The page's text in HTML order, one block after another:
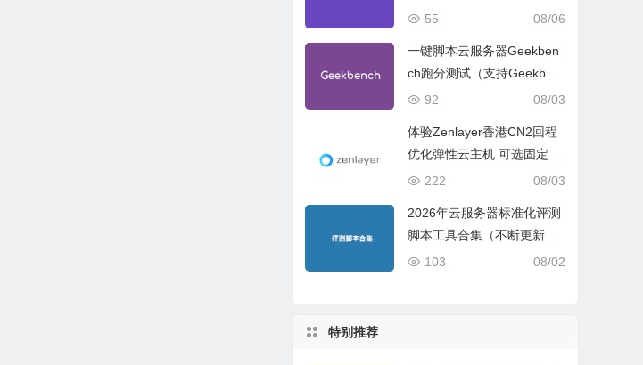
试、网络线路与购买建议08/06
55
一键脚本云服务器Geekben
ch跑分测试（支持Geekben
ch 5 Geekbench 6 Geekbe
08/03
92
体验Zenlayer香港CN2回程
优化弹性云主机 可选固定带
宽或流量模式
08/03
222
2026年云服务器标准化评测
脚本工具合集（不断更新完
善）
08/02
103
特别推荐